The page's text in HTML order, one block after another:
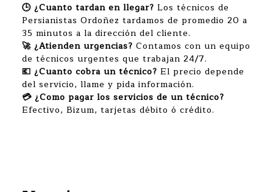
🕒 ¿Cuanto tardan en llegar? Los técnicos de
Persianistas Ordoñez tardamos de promedio 20 a
35 minutos a la dirección del cliente.
🚀 ¿Atienden urgencias? Contamos con un equipo
de técnicos urgentes que trabajan 24/7.
💶 ¿Cuanto cobra un técnico? El precio depende
del servicio, llame y pida información.
💳 ¿Como pagar los servicios de un técnico?
Efectivo, Bizum, tarjetas débito ó crédito.